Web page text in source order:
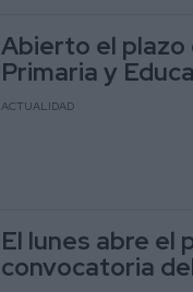
Abierto el
Primaria y
ACTUALIDAD
El lunes abre el
convocatoria